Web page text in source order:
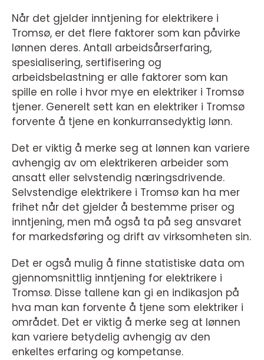
Når det gjelder inntjening for elektrikere i
Tromsø, er det flere faktorer som kan påvirke
lønnen deres. Antall arbeidsårserfaring,
spesialisering, sertifisering og
arbeidsbelastning er alle faktorer som kan
spille en rolle i hvor mye en elektriker i Tromsø
tjener. Generelt sett kan en elektriker i Tromsø
forvente å tjene en konkurransedyktig lønn.
Det er viktig å merke seg at lønnen kan variere
avhengig av om elektrikeren arbeider som
ansatt eller selvstendig næringsdrivende.
Selvstendige elektrikere i Tromsø kan ha mer
frihet når det gjelder å bestemme priser og
inntjening, men må også ta på seg ansvaret
for markedsføring og drift av virksomheten sin.
Det er også mulig å finne statistiske data om
gjennomsnittlig inntjening for elektrikere i
Tromsø. Disse tallene kan gi en indikasjon på
hva man kan forvente å tjene som elektriker i
området. Det er viktig å merke seg at lønnen
kan variere betydelig avhengig av den
enkeltes erfaring og kompetanse.